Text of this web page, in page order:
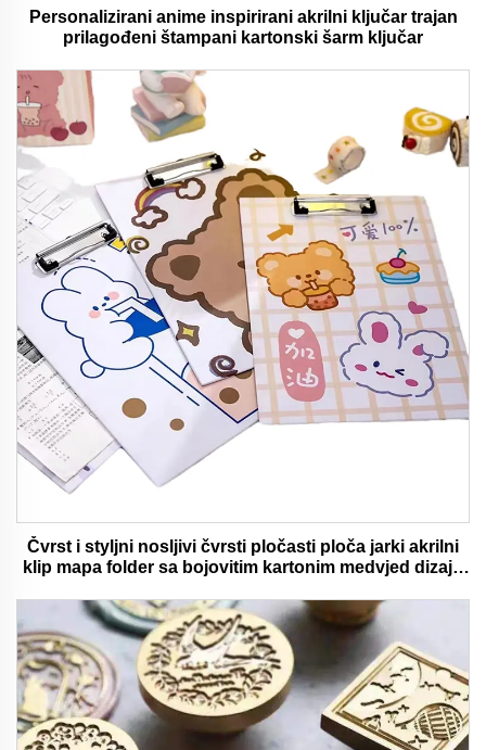
Personalizirani anime inspirirani akrilni ključar trajan
prilagođeni štampani kartonski šarm ključar
Čvrst i styljni nosljivi čvrsti pločasti ploča jarki akrilni
klip mapa folder sa bojovitim kartonim medvjed dizajn